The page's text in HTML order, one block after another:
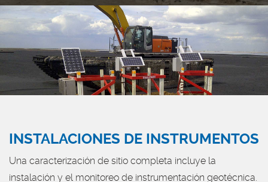
INSTALACIONES DE INSTRUMENTOS
Una caracterización de sitio completa incluye la
instalación y el monitoreo de instrumentación geotécnica.